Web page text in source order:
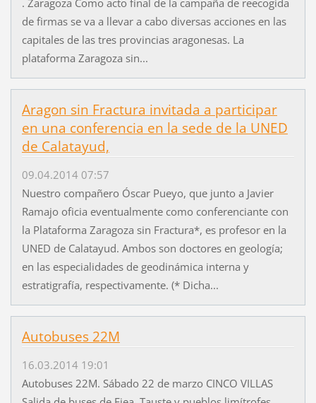
de firmas se va a llevar a cabo diversas acciones en las
capitales de las tres provincias aragonesas. La
plataforma Zaragoza sin...
Aragon sin Fractura invitada a participar
en una conferencia en la sede de la UNED
de Calatayud,
09.04.2014 07:57
Nuestro compañero Óscar Pueyo, que junto a Javier
Ramajo oficia eventualmente como conferenciante con
la Plataforma Zaragoza sin Fractura*, es profesor en la
UNED de Calatayud. Ambos son doctores en geología;
en las especialidades de geodinámica interna y
estratigrafía, respectivamente. (* Dicha...
Autobuses 22M
16.03.2014 19:01
Autobuses 22M. Sábado 22 de marzo CINCO VILLAS